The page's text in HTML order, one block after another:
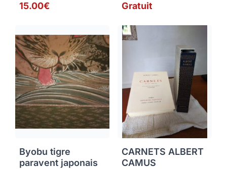
15.00€ Gratuit
Byobu tigre
paravent japonais
CARNETS ALBERT
CAMUS